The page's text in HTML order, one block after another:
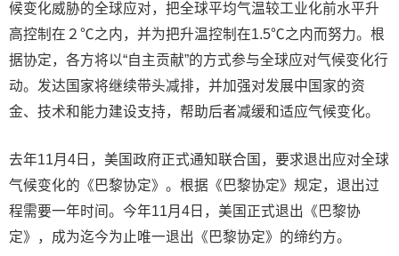
候变化威胁的全球应对，把全球平均气温较工业化前水平升
高控制在２℃之内，并为把升温控制在1.5℃之内而努力。根
据协定，各方将以“自主贡献”的方式参与全球应对气候变化行
动。发达国家将继续带头减排，并加强对发展中国家的资
金、技术和能力建设支持，帮助后者减缓和适应气候变化。
去年11月4日，美国政府正式通知联合国，要求退出应对全球
气候变化的《巴黎协定》。根据《巴黎协定》规定，退出过
程需要一年时间。今年11月4日，美国正式退出《巴黎协
定》，成为迄今为止唯一退出《巴黎协定》的缔约方。